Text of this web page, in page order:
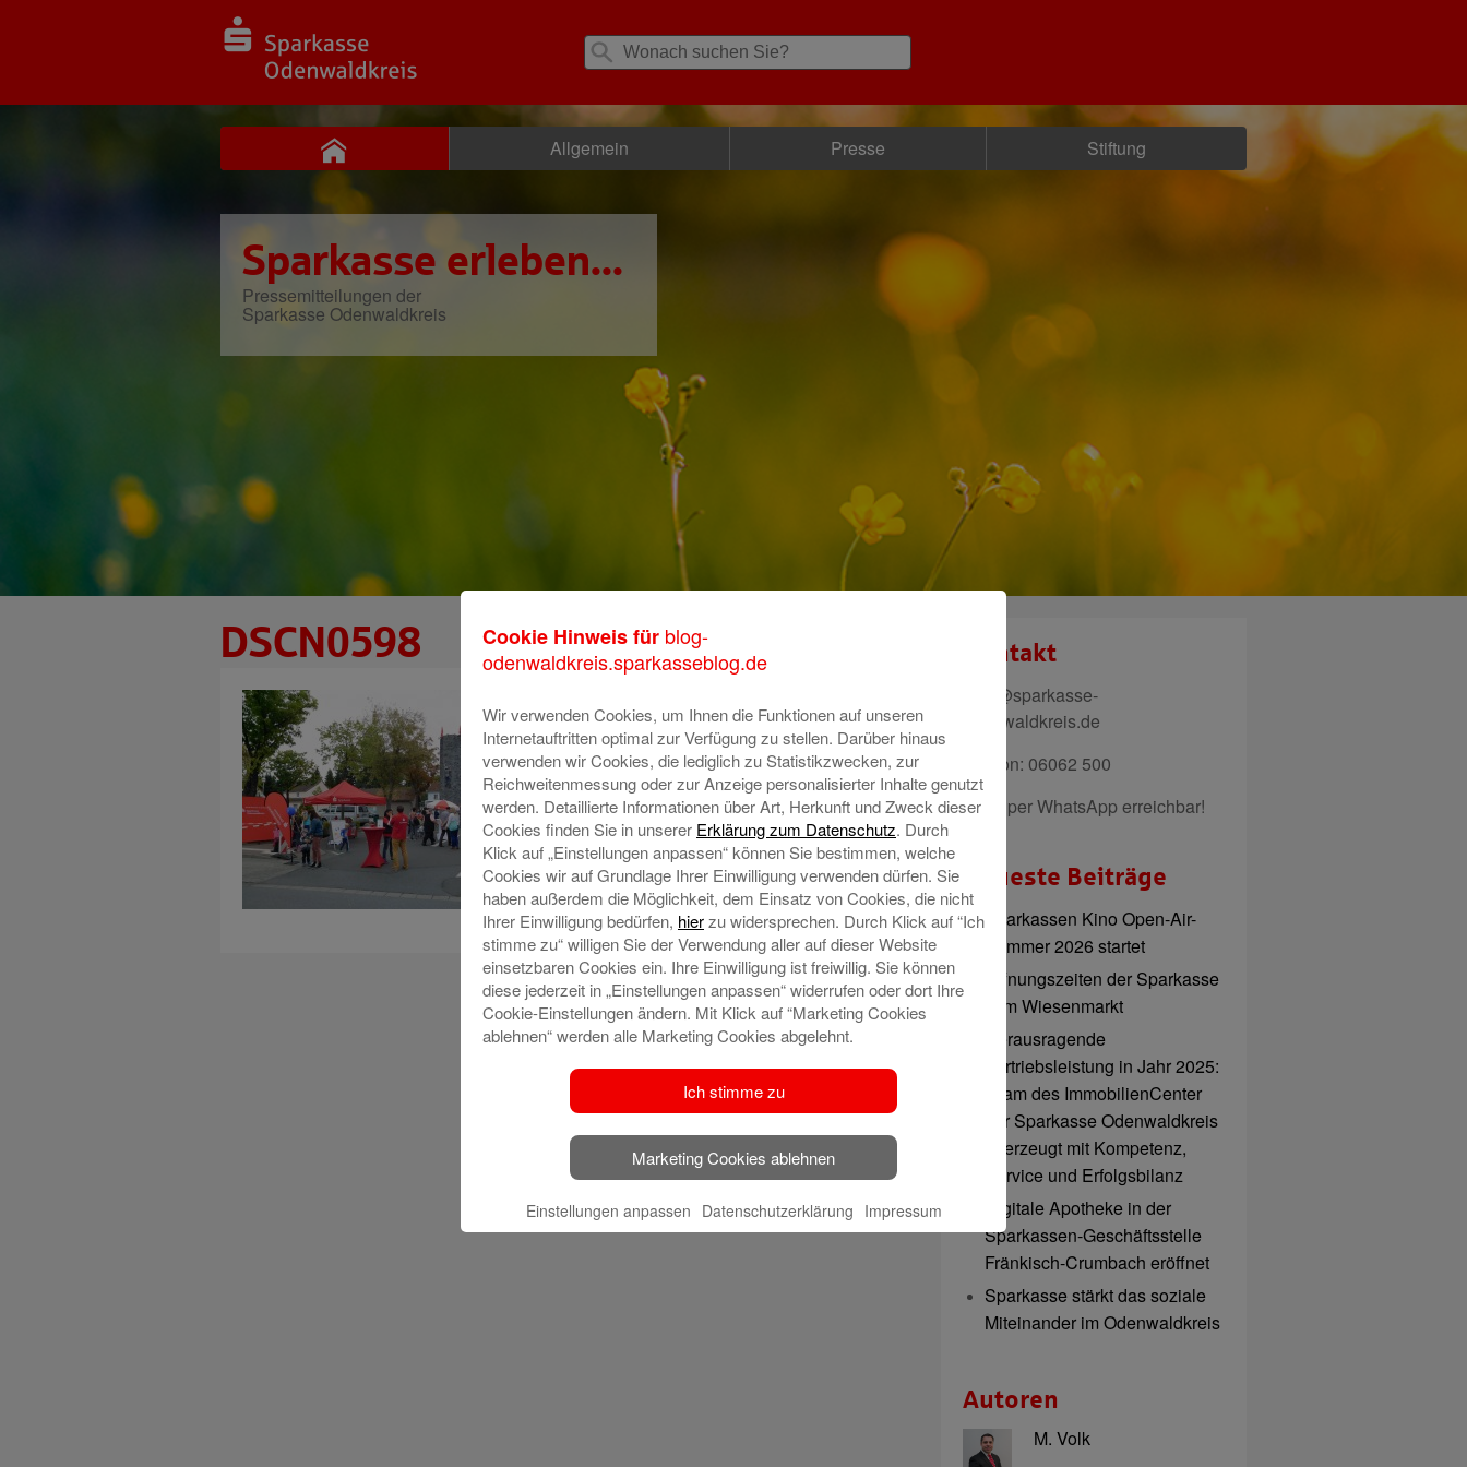
Allgemein Presse Stiftung
Sparkasse erleben...
Pressemitteilungen der
Sparkasse Odenwaldkreis
DSCN0598 Kontakt
mail@sparkasse-
odenwaldkreis.de
Telefon: 06062 500
Auch per WhatsApp erreichbar!
Neueste Beiträge
Sparkassen Kino Open-Air-
Sommer 2026 startet
Öffnungszeiten der Sparkasse
zum Wiesenmarkt
Herausragende
Vertriebsleistung in Jahr 2025:
Team des ImmobilienCenter
der Sparkasse Odenwaldkreis
überzeugt mit Kompetenz,
Service und Erfolgsbilanz
Digitale Apotheke in der
Sparkassen-Geschäftsstelle
Fränkisch-Crumbach eröffnet
Sparkasse stärkt das soziale
Miteinander im Odenwaldkreis
Autoren
M. Volk
Cookie Hinweis für blog-
odenwaldkreis.sparkasseblog.de
Wir verwenden Cookies, um Ihnen die Funktionen auf unseren
Internetauftritten optimal zur Verfügung zu stellen. Darüber hinaus
verwenden wir Cookies, die lediglich zu Statistikzwecken, zur
Reichweitenmessung oder zur Anzeige personalisierter Inhalte genutzt
werden. Detaillierte Informationen über Art, Herkunft und Zweck dieser
Cookies finden Sie in unserer Erklärung zum Datenschutz. Durch
Klick auf „Einstellungen anpassen“ können Sie bestimmen, welche
Cookies wir auf Grundlage Ihrer Einwilligung verwenden dürfen. Sie
haben außerdem die Möglichkeit, dem Einsatz von Cookies, die nicht
Ihrer Einwilligung bedürfen, hierzu widersprechen. Durch Klick auf “Ich
stimme zu“ willigen Sie der Verwendung aller auf dieser Website
einsetzbaren Cookies ein. Ihre Einwilligung ist freiwillig. Sie können
diese jederzeit in „Einstellungen anpassen“ widerrufen oder dort Ihre
Cookie-Einstellungen ändern. Mit Klick auf “Marketing Cookies
ablehnen“ werden alle Marketing Cookies abgelehnt.
Ich stimme zu
Marketing Cookies ablehnen
Einstellungen anpassen Datenschutzerklärung Impressum